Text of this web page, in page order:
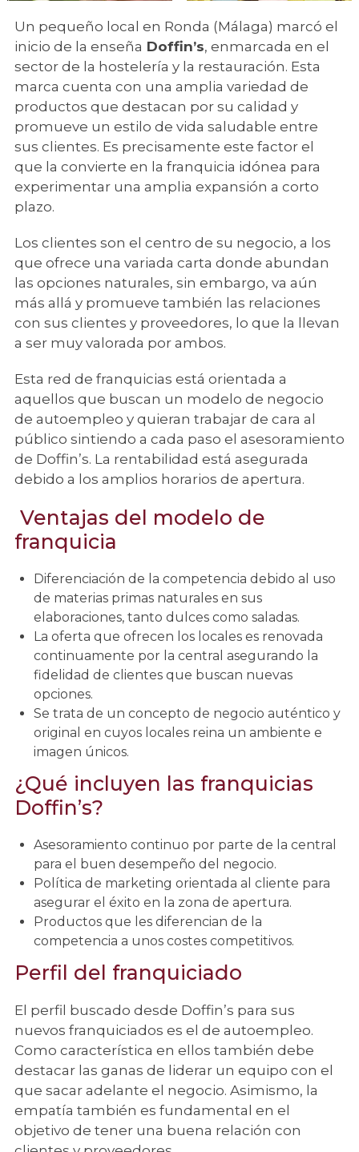
Un pequeño local en Ronda (Málaga) marcó el
inicio de la enseña Doffin’s, enmarcada en el
sector de la hostelería y la restauración. Esta
marca cuenta con una amplia variedad de
productos que destacan por su calidad y
promueve un estilo de vida saludable entre
sus clientes. Es precisamente este factor el
que la convierte en la franquicia idónea para
experimentar una amplia expansión a corto
plazo.
Los clientes son el centro de su negocio, a los
que ofrece una variada carta donde abundan
las opciones naturales, sin embargo, va aún
más allá y promueve también las relaciones
con sus clientes y proveedores, lo que la llevan
a ser muy valorada por ambos.
Esta red de franquicias está orientada a
aquellos que buscan un modelo de negocio
de autoempleo y quieran trabajar de cara al
público sintiendo a cada paso el asesoramiento
de Doffin’s. La rentabilidad está asegurada
debido a los amplios horarios de apertura.
Ventajas del modelo de
franquicia
Diferenciación de la competencia debido al uso
de materias primas naturales en sus
elaboraciones, tanto dulces como saladas.
La oferta que ofrecen los locales es renovada
continuamente por la central asegurando la
fidelidad de clientes que buscan nuevas
opciones.
Se trata de un concepto de negocio auténtico y
original en cuyos locales reina un ambiente e
imagen únicos.
¿Qué incluyen las franquicias
Doffin’s?
Asesoramiento continuo por parte de la central
para el buen desempeño del negocio.
Política de marketing orientada al cliente para
asegurar el éxito en la zona de apertura.
Productos que les diferencian de la
competencia a unos costes competitivos.
Perfil del franquiciado
El perfil buscado desde Doffin’s para sus
nuevos franquiciados es el de autoempleo.
Como característica en ellos también debe
destacar las ganas de liderar un equipo con el
que sacar adelante el negocio. Asimismo, la
empatía también es fundamental en el
objetivo de tener una buena relación con